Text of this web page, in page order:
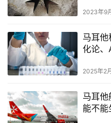
留
教
育
网
址
导
2023年9
马耳他
化论、
2025年2
马耳
能不能